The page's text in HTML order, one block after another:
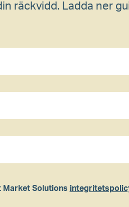
räckvidd. Ladda ner
Solutions